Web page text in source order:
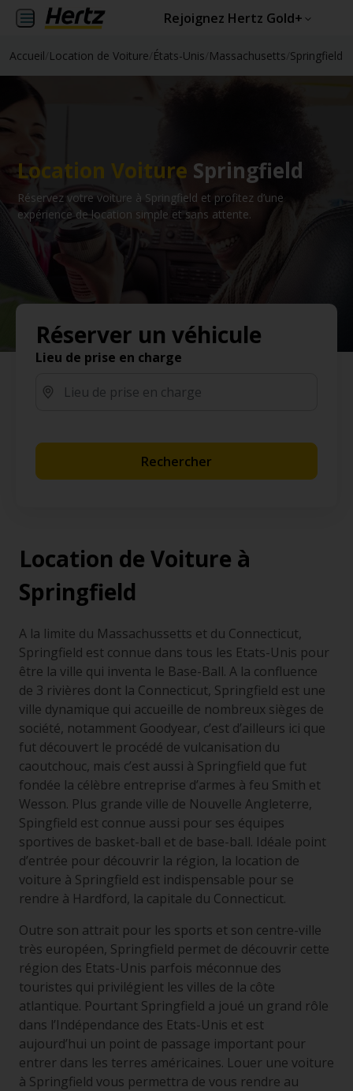
Rejoignez Hertz Gold+
Accueil Location de Voiture États-Unis Massachusetts Springfield
Location Voiture Springfield
Réservez votre voiture à Springfield et profitez d’une
expérience de location simple et sans attente.
Réserver un véhicule
Lieu de prise en charge
Rechercher
Location de Voiture à
Springfield
A la limite du Massachussetts et du Connecticut,
Springfield est connue dans tous les Etats-Unis pour
être la ville qui inventa le Base-Ball. A la confluence
de 3 rivières dont la Connecticut, Springfield est une
ville dynamique qui accueille de nombreux sièges de
société, notamment Goodyear, c’est d’ailleurs ici que
fut découvert le procédé de vulcanisation du
caoutchouc, mais c’est aussi à Springfield que fut
fondée la célèbre entreprise d’armes à feu Smith et
Wesson. Plus grande ville de Nouvelle Angleterre,
Spingfield est connue aussi pour ses équipes
sportives de basket-ball et de base-ball. Idéale point
d’entrée pour découvrir la région, la location de
voiture à Springfield est indispensable pour se
rendre à Hardford, la capitale du Connecticut.
Outre son attrait pour les sports et son centre-ville
très européen, Springfield permet de découvrir cette
région des Etats-Unis parfois méconnue des
touristes qui privilégient les villes de la côte
atlantique. Pourtant Springfield a joué un grand rôle
dans l’Indépendance des Etats-Unis et est
aujourd’hui un point de passage important pour
entrer dans les terres américaines. Louer une voiture
à Springfield vous permettra de vous rendre au